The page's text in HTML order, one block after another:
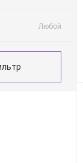
Любой